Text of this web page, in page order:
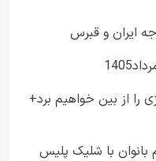
ایران و قبرس
را از بین خواهیم برد+
با شلیک پلیس